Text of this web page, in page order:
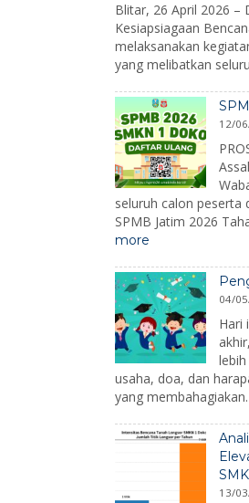
Blitar, 26 April 2026 –
Kesiapsiagaan
melaksanakan
yang melibatkan
12/
seluruh calon peserta
SPMB Jatim 2026
more:
SMKN
1
Doko
2026
04/
Hari
usaha, doa, dan
yang
13/